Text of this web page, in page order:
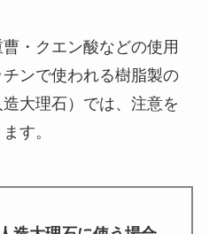
・クエン酸などの使用
ンで使われる樹脂製の
大理石）では、注意を
す。